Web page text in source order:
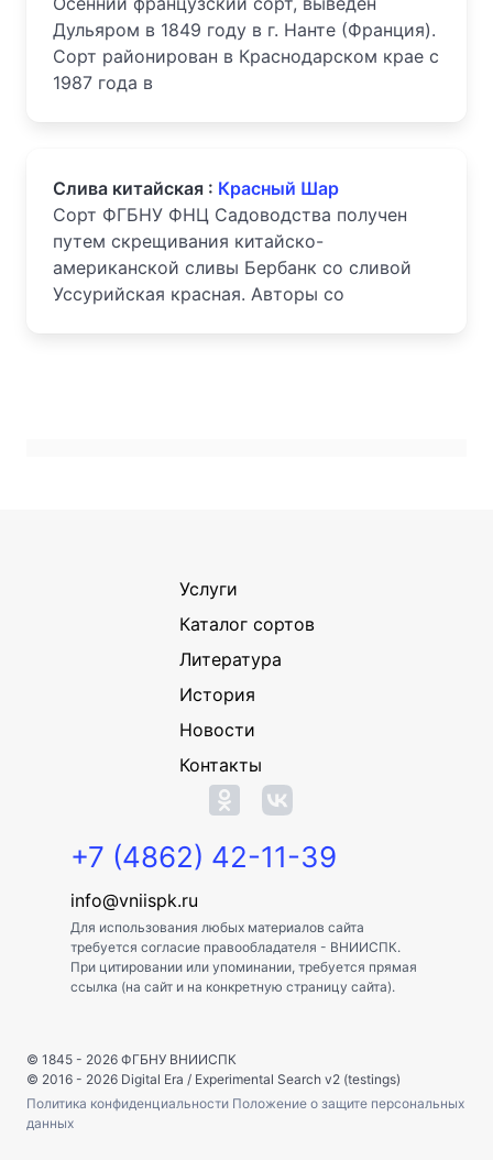
Дульяром в 1849 году в г. Нанте (Франция).
Сорт районирован в Краснодарском крае с
1987 года в
Слива китайская : Красный Шар
Сорт ФГБНУ ФНЦ Садоводства получен
путем скрещивания китайско-
американской сливы Бербанк со сливой
Уссурийская красная. Авторы со
Услуги
Каталог сортов
Литература
История
Новости
Контакты
+7 (4862) 42-11-39
info@vniispk.ru
Для использования любых материалов сайта
требуется согласие правообладателя - ВНИИСПК.
При цитировании или упоминании, требуется прямая
ссылка (на сайт и на конкретную страницу сайта).
© 1845 - 2026 ФГБНУ ВНИИСПК
© 2016 - 2026 Digital Era / Experimental Search v2 (testings)
Политика конфиденциальности Положение о защите персональных
данных